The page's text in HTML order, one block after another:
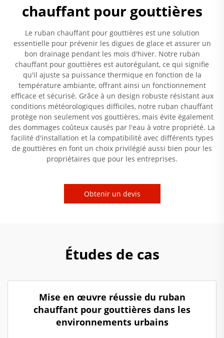
chauffant pour gouttières
Le ruban chauffant pour gouttières est une solution
essentielle pour prévenir les digues de glace et assurer un
bon drainage pendant les mois d'hiver. Notre ruban
chauffant pour gouttières est autorégulant, ce qui signifie
qu'il ajuste sa puissance thermique en fonction de la
température ambiante, offrant ainsi un fonctionnement
efficace et sécurisé. Grâce à un design robuste résistant aux
conditions météorologiques difficiles, notre ruban chauffant
protège non seulement vos gouttières, mais évite également
des dommages coûteux causés par l'eau à votre propriété. La
facilité d'installation et la compatibilité avec différents types
de gouttières en font un choix privilégié aussi bien pour les
propriétaires que pour les entreprises.
Obtenir un devis
Études de cas
Mise en œuvre réussie du ruban
chauffant pour gouttières dans les
environnements urbains